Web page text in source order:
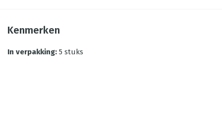
Kenmerken
In verpakking: 5 stuks